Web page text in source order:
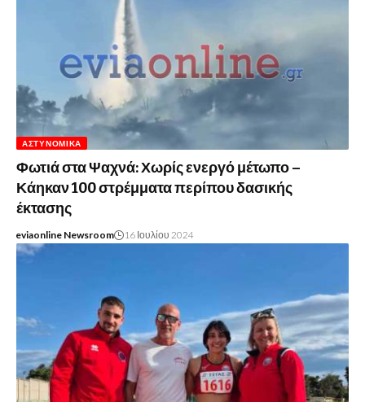
ΑΣΤΥΝΟΜΙΚΆ
Φωτιά στα Ψαχνά: Χωρίς ενεργό μέτωπο –
Κάηκαν 100 στρέμματα περίπου δασικής
έκτασης
eviaonline Newsroom 16 Ιουλίου 2024